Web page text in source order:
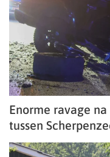
Enorme ravage
tussen